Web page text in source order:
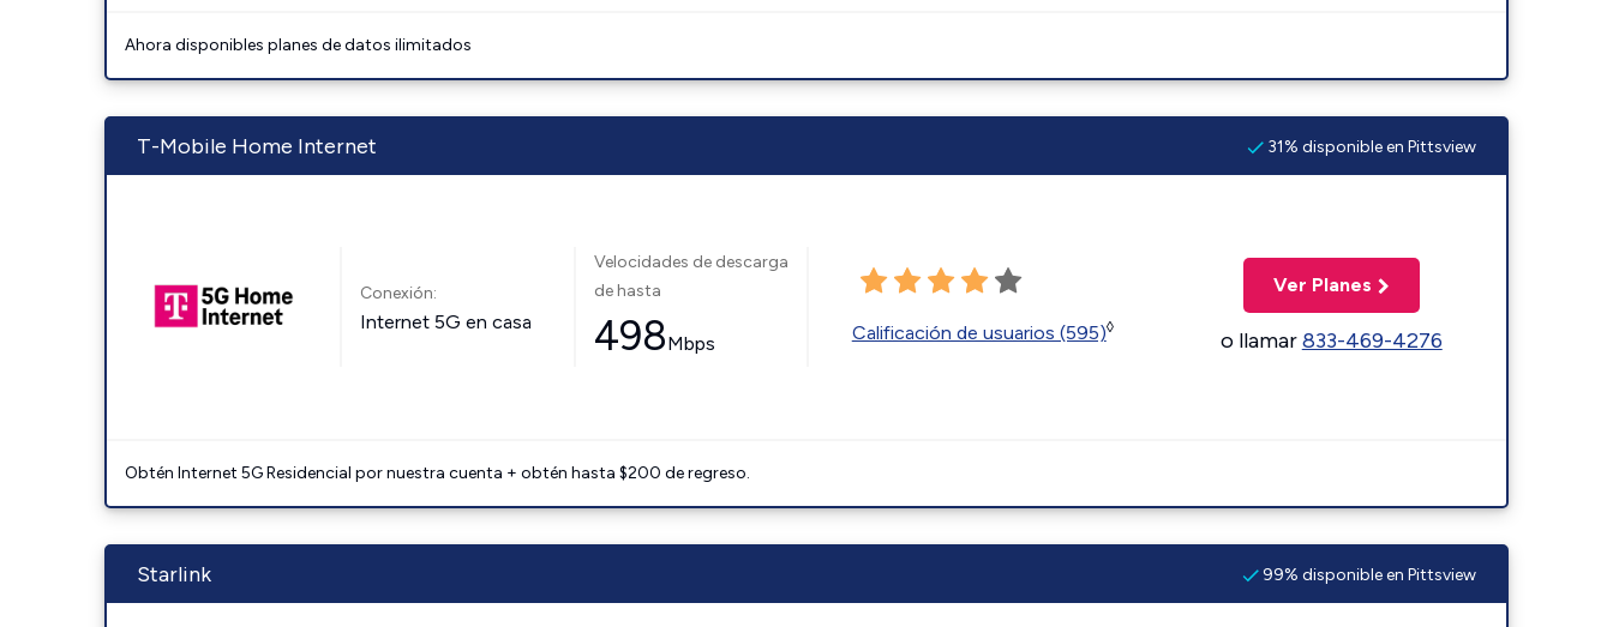
Ahora disponibles planes de datos ilimitados
T-Mobile Home Internet 31% disponible en Pittsview
Conexión:
Internet 5G en casa
Velocidades de descarga
de hasta
498Mbps Calificación de usuarios (595)◊
Ver Planes
o llamar833-469-4276
Obtén Internet 5G Residencial por nuestra cuenta + obtén hasta $200 de regreso.
Starlink 99% disponible en Pittsview